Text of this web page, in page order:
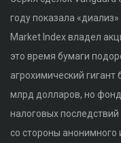
году показала
Market Index владел
это время бумаги
агрохимический
млрд долларов, но
налоговых
со стороны анонимного